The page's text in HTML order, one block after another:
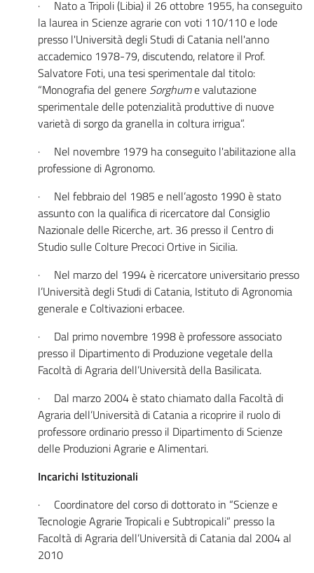
· Nato a Tripoli (Libia) il 26 ottobre 1955, ha conseguito
la laurea in Scienze agrarie con voti 110/110 e lode
presso l'Università degli Studi di Catania nell'anno
accademico 1978-79, discutendo, relatore il Prof.
Salvatore Foti, una tesi sperimentale dal titolo:
“Monografia del genere Sorghume valutazione
sperimentale delle potenzialità produttive di nuove
varietà di sorgo da granella in coltura irrigua”.
· Nel novembre 1979 ha conseguito l'abilitazione alla
professione di Agronomo.
· Nel febbraio del 1985 e nell’agosto 1990 è stato
assunto con la qualifica di ricercatore dal Consiglio
Nazionale delle Ricerche, art. 36 presso il Centro di
Studio sulle Colture Precoci Ortive in Sicilia.
· Nel marzo del 1994 è ricercatore universitario presso
l’Università degli Studi di Catania, Istituto di Agronomia
generale e Coltivazioni erbacee.
· Dal primo novembre 1998 è professore associato
presso il Dipartimento di Produzione vegetale della
Facoltà di Agraria dell’Università della Basilicata.
· Dal marzo 2004 è stato chiamato dalla Facoltà di
Agraria dell’Università di Catania a ricoprire il ruolo di
professore ordinario presso il Dipartimento di Scienze
delle Produzioni Agrarie e Alimentari.
Incarichi Istituzionali
· Coordinatore del corso di dottorato in “Scienze e
Tecnologie Agrarie Tropicali e Subtropicali” presso la
Facoltà di Agraria dell’Università di Catania dal 2004 al
2010